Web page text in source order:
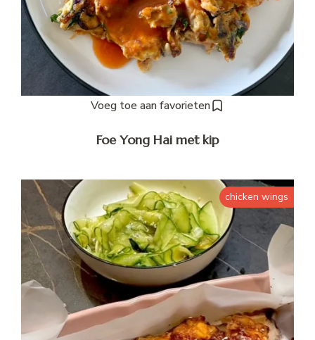
Voeg toe aan favorieten
Foe Yong Hai met kip
chicken wings